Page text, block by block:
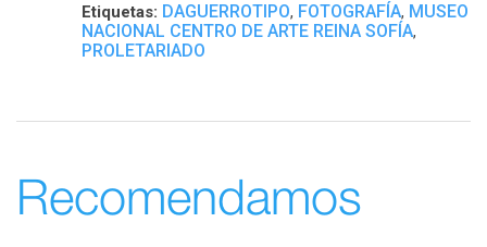
Etiquetas: DAGUERROTIPO, FOTOGRAFÍA, MUSEO
NACIONAL CENTRO DE ARTE REINA SOFÍA,
PROLETARIADO
Recomendamos